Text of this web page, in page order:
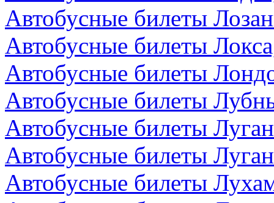
Автобусные билеты
Автобусные билеты
Автобусные билеты
Автобусные билеты
Автобусные билеты
Автобусные билеты
Автобусные билеты